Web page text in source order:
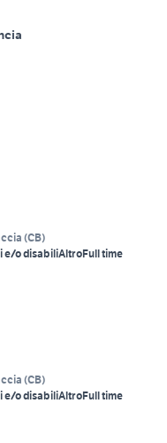
(CB)
e/o disabiliAltroFull time
(CB)
e/o disabiliAltroFull time